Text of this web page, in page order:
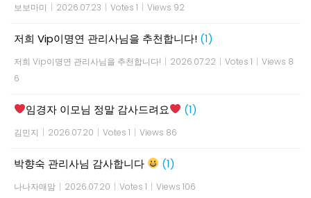
보보마미 | 2026.07.23 | Votes 1 | Views 92
저희 Vip이명연 관리사님을 추천합니다! (1)
저희 Vip이명연 관리사님을 추천합니다! | 2026.07.22 | Votes 1 | Views 8
6
임경자 이모님 정말 감사드려요 (1)
김민지 | 2026.07.20 | Votes 1 | Views 86
박향숙 관리사님 감사합니다 (1)
나나자매맘 | 2026.07.20 | Votes 1 | Views 106